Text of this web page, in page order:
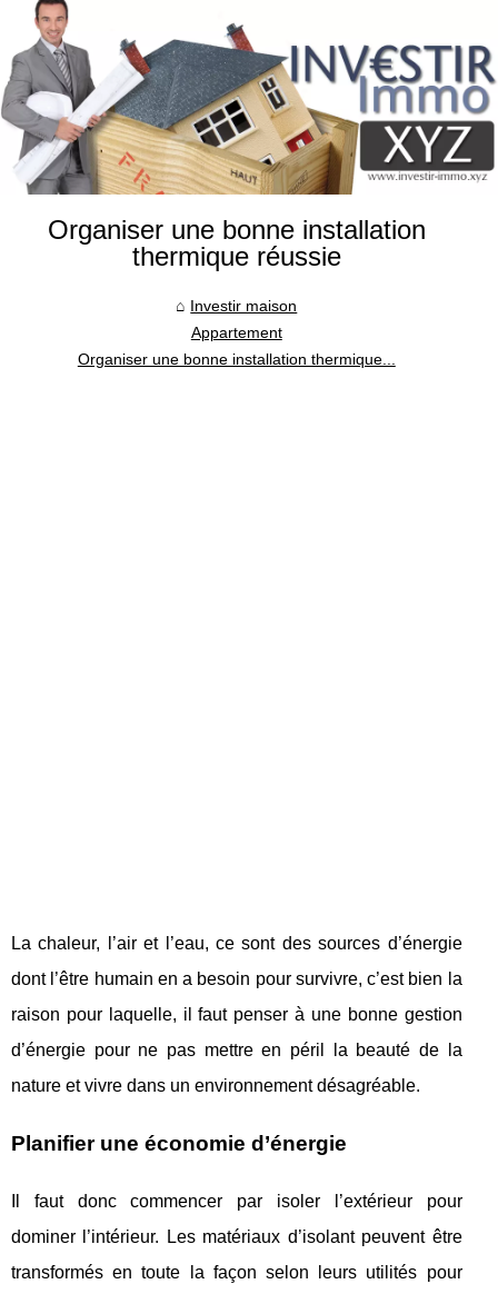
Organiser une bonne installation
thermique réussie
Investir maison
Appartement
Organiser une bonne installation thermique...
La chaleur, l’air et l’eau, ce sont des sources d’énergie
dont l’être humain en a besoin pour survivre, c’est bien la
raison pour laquelle, il faut penser à une bonne gestion
d’énergie pour ne pas mettre en péril la beauté de la
nature et vivre dans un environnement désagréable.
Planifier une économie d’énergie
Il faut donc commencer par isoler l’extérieur pour
dominer l’intérieur. Les matériaux d’isolant peuvent être
transformés en toute la façon selon leurs utilités pour